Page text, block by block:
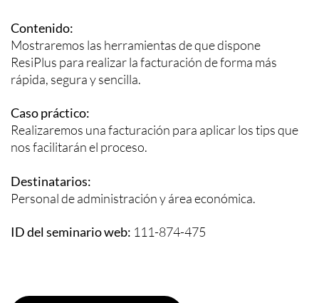
Contenido:
Mostraremos las herramientas de que dispone
ResiPlus para realizar la facturación de forma más
rápida, segura y sencilla.
Caso práctico:
Realizaremos una facturación para aplicar los tips que
nos facilitarán el proceso.
Destinatarios:
Personal de administración y área económica.
ID del seminario web: 111-874-475